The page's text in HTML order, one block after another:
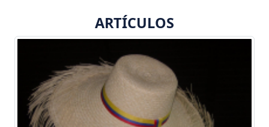
ARTÍCULOS